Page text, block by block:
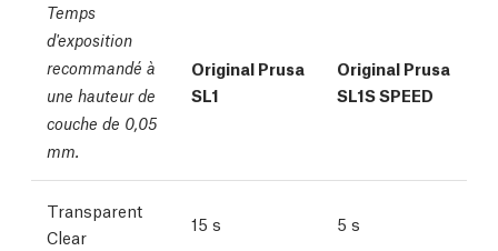
Temps
d'exposition
recommandé à
une hauteur de
couche de 0,05
mm.
Original Prusa
SL1
Original Prusa
SL1S SPEED
Transparent
Clear
15 s 5 s